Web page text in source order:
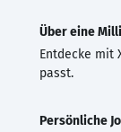
Über eine
Entdecke mit
passt.
Persönliche